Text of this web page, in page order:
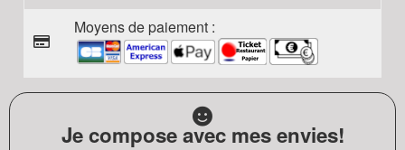
Moyens de paiement :
Je compose avec mes envies!